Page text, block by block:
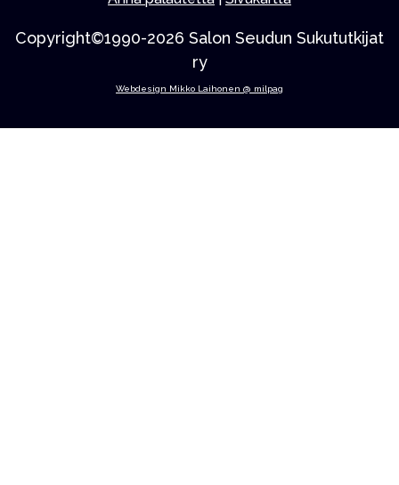
Copyright©1990-2026 Salon Seudun Sukututkijat
ry
Webdesign Mikko Laihonen @ milpag